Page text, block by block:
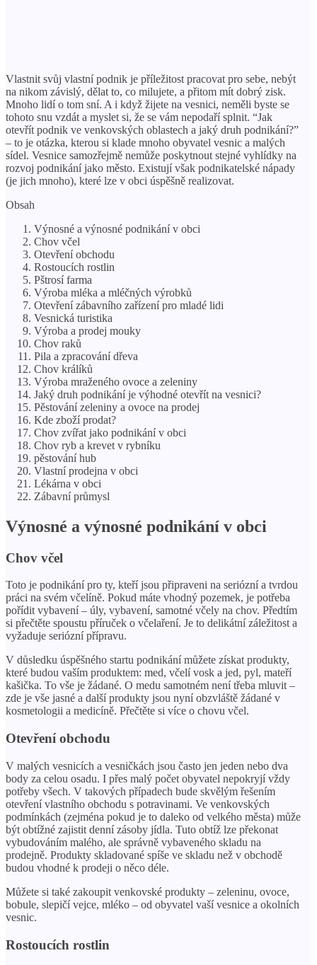
Vlastnit svůj vlastní podnik je příležitost pracovat pro sebe, nebýt
na nikom závislý, dělat to, co milujete, a přitom mít dobrý zisk.
Mnoho lidí o tom sní. A i když žijete na vesnici, neměli byste se
tohoto snu vzdát a myslet si, že se vám nepodaří splnit. “Jak
otevřít podnik ve venkovských oblastech a jaký druh podnikání?”
– to je otázka, kterou si klade mnoho obyvatel vesnic a malých
sídel. Vesnice samozřejmě nemůže poskytnout stejné vyhlídky na
rozvoj podnikání jako město. Existují však podnikatelské nápady
(je jich mnoho), které lze v obci úspěšně realizovat.
Obsah
Výnosné a výnosné podnikání v obci
Chov včel
Otevření obchodu
Rostoucích rostlin
Pštrosí farma
Výroba mléka a mléčných výrobků
Otevření zábavního zařízení pro mladé lidi
Vesnická turistika
Výroba a prodej mouky
Chov raků
Pila a zpracování dřeva
Chov králíků
Výroba mraženého ovoce a zeleniny
Jaký druh podnikání je výhodné otevřít na vesnici?
Pěstování zeleniny a ovoce na prodej
Kde zboží prodat?
Chov zvířat jako podnikání v obci
Chov ryb a krevet v rybníku
pěstování hub
Vlastní prodejna v obci
Lékárna v obci
Zábavní průmysl
Výnosné a výnosné podnikání v obci
Chov včel
Toto je podnikání pro ty, kteří jsou připraveni na seriózní a tvrdou
práci na svém včelíně. Pokud máte vhodný pozemek, je potřeba
pořídit vybavení – úly, vybavení, samotné včely na chov. Předtím
si přečtěte spoustu příruček o včelaření. Je to delikátní záležitost a
vyžaduje seriózní přípravu.
V důsledku úspěšného startu podnikání můžete získat produkty,
které budou vaším produktem: med, včelí vosk a jed, pyl, mateří
kašička. To vše je žádané. O medu samotném není třeba mluvit –
zde je vše jasné a další produkty jsou nyní obzvláště žádané v
kosmetologii a medicíně. Přečtěte si více o chovu včel.
Otevření obchodu
V malých vesnicích a vesničkách jsou často jen jeden nebo dva
body za celou osadu. I přes malý počet obyvatel nepokryjí vždy
potřeby všech. V takových případech bude skvělým řešením
otevření vlastního obchodu s potravinami. Ve venkovských
podmínkách (zejména pokud je to daleko od velkého města) může
být obtížné zajistit denní zásoby jídla. Tuto obtíž lze překonat
vybudováním malého, ale správně vybaveného skladu na
prodejně. Produkty skladované spíše ve skladu než v obchodě
budou vhodné k prodeji o něco déle.
Můžete si také zakoupit venkovské produkty – zeleninu, ovoce,
bobule, slepičí vejce, mléko – od obyvatel vaší vesnice a okolních
vesnic.
Rostoucích rostlin